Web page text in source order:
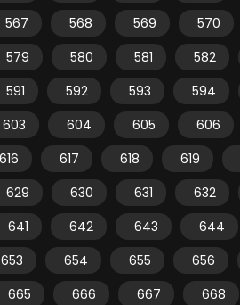
567
568 569 570
579
580 581 582
591
592 593 594
603
604 605 606
616
617 618 619
629
630 631 632
641
642 643 644
653
654 655 656
665
666 667 668